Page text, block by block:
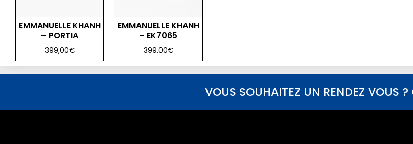
EMMANUELLE KHANH
– PORTIA
399,00€
EMMANUELLE KHANH
– EK7065
399,00€
VOUS SOUHAITEZ UN RENDEZ VOUS ?